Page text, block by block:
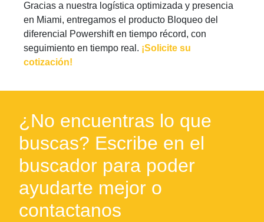
Gracias a nuestra logística optimizada y presencia
en Miami, entregamos el producto Bloqueo del
diferencial Powershift en tiempo récord, con
seguimiento en tiempo real. ¡Solicite su
cotización!
¿No encuentras lo que
buscas? Escribe en el
buscador para poder
ayudarte mejor o
contactanos